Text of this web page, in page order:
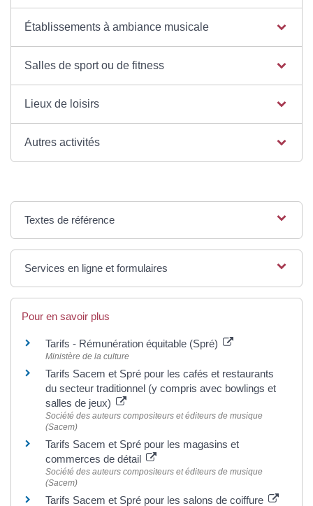
Établissements à ambiance musicale
Salles de sport ou de fitness
Lieux de loisirs
Autres activités
Textes de référence
Services en ligne et formulaires
Pour en savoir plus
Tarifs - Rémunération équitable (Spré)
Ministère de la culture
Tarifs Sacem et Spré pour les cafés et restaurants
du secteur traditionnel (y compris avec bowlings et
salles de jeux)
Société des auteurs compositeurs et éditeurs de musique
(Sacem)
Tarifs Sacem et Spré pour les magasins et
commerces de détail
Société des auteurs compositeurs et éditeurs de musique
(Sacem)
Tarifs Sacem et Spré pour les salons de coiffure